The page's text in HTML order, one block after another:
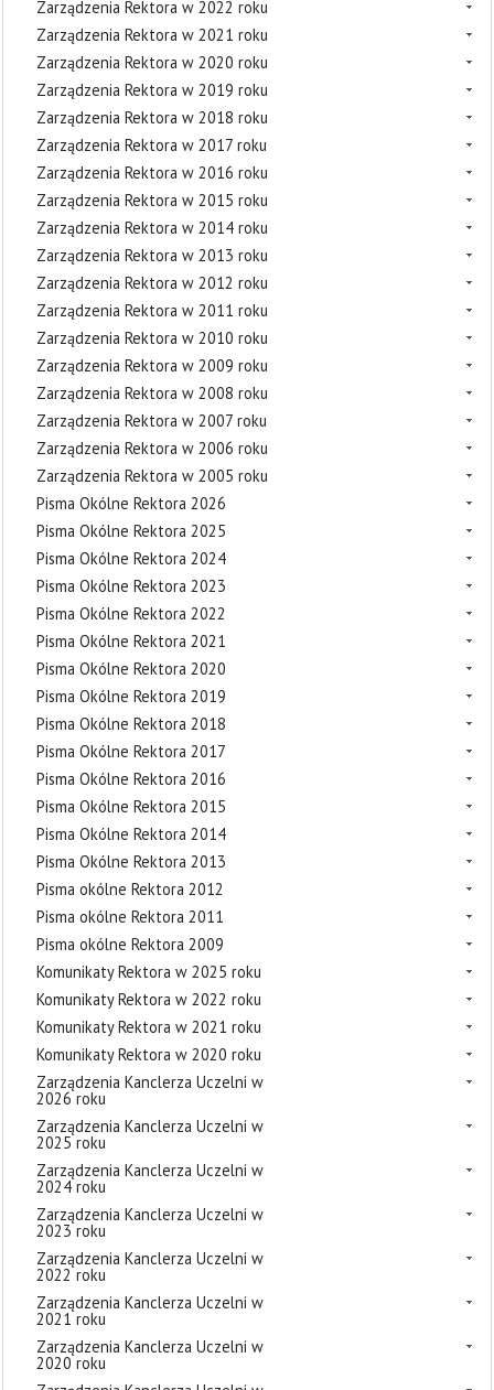
Zarządzenia Rektora w 2022 roku
Zarządzenia Rektora w 2021 roku
Zarządzenia Rektora w 2020 roku
Zarządzenia Rektora w 2019 roku
Zarządzenia Rektora w 2018 roku
Zarządzenia Rektora w 2017 roku
Zarządzenia Rektora w 2016 roku
Zarządzenia Rektora w 2015 roku
Zarządzenia Rektora w 2014 roku
Zarządzenia Rektora w 2013 roku
Zarządzenia Rektora w 2012 roku
Zarządzenia Rektora w 2011 roku
Zarządzenia Rektora w 2010 roku
Zarządzenia Rektora w 2009 roku
Zarządzenia Rektora w 2008 roku
Zarządzenia Rektora w 2007 roku
Zarządzenia Rektora w 2006 roku
Zarządzenia Rektora w 2005 roku
Pisma Okólne Rektora 2026
Pisma Okólne Rektora 2025
Pisma Okólne Rektora 2024
Pisma Okólne Rektora 2023
Pisma Okólne Rektora 2022
Pisma Okólne Rektora 2021
Pisma Okólne Rektora 2020
Pisma Okólne Rektora 2019
Pisma Okólne Rektora 2018
Pisma Okólne Rektora 2017
Pisma Okólne Rektora 2016
Pisma Okólne Rektora 2015
Pisma Okólne Rektora 2014
Pisma Okólne Rektora 2013
Pisma okólne Rektora 2012
Pisma okólne Rektora 2011
Pisma okólne Rektora 2009
Komunikaty Rektora w 2025 roku
Komunikaty Rektora w 2022 roku
Komunikaty Rektora w 2021 roku
Komunikaty Rektora w 2020 roku
Zarządzenia Kanclerza Uczelni w
2026 roku
Zarządzenia Kanclerza Uczelni w
2025 roku
Zarządzenia Kanclerza Uczelni w
2024 roku
Zarządzenia Kanclerza Uczelni w
2023 roku
Zarządzenia Kanclerza Uczelni w
2022 roku
Zarządzenia Kanclerza Uczelni w
2021 roku
Zarządzenia Kanclerza Uczelni w
2020 roku